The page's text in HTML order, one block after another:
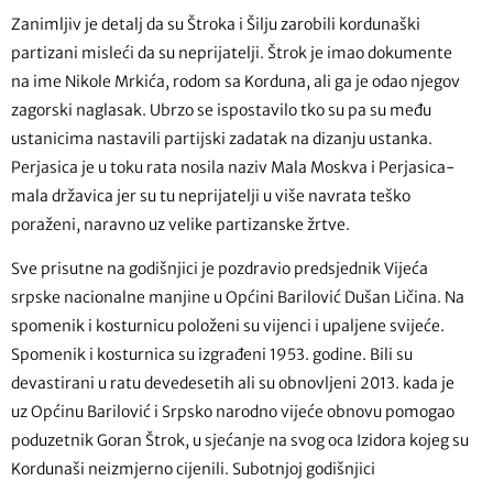
Zanimljiv je detalj da su Štroka i Šilju zarobili kordunaški
partizani misleći da su neprijatelji. Štrok je imao dokumente
na ime Nikole Mrkića, rodom sa Korduna, ali ga je odao njegov
zagorski naglasak. Ubrzo se ispostavilo tko su pa su među
ustanicima nastavili partijski zadatak na dizanju ustanka.
Perjasica je u toku rata nosila naziv Mala Moskva i Perjasica-
mala državica jer su tu neprijatelji u više navrata teško
poraženi, naravno uz velike partizanske žrtve.
Sve prisutne na godišnjici je pozdravio predsjednik Vijeća
srpske nacionalne manjine u Općini Barilović Dušan Ličina. Na
spomenik i kosturnicu položeni su vijenci i upaljene svijeće.
Spomenik i kosturnica su izgrađeni 1953. godine. Bili su
devastirani u ratu devedesetih ali su obnovljeni 2013. kada je
uz Općinu Barilović i Srpsko narodno vijeće obnovu pomogao
poduzetnik Goran Štrok, u sjećanje na svog oca Izidora kojeg su
Kordunaši neizmjerno cijenili. Subotnjoj godišnjici